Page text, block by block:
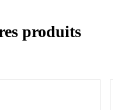
produits